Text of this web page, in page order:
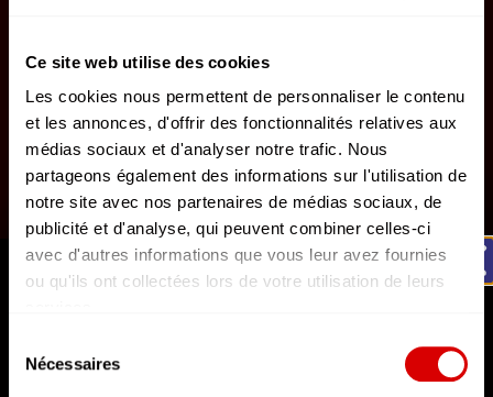
Ce site web utilise des cookies
Les cookies nous permettent de personnaliser le contenu
et les annonces, d'offrir des fonctionnalités relatives aux
médias sociaux et d'analyser notre trafic. Nous
partageons également des informations sur l'utilisation de
notre site avec nos partenaires de médias sociaux, de
publicité et d'analyse, qui peuvent combiner celles-ci
avec d'autres informations que vous leur avez fournies
ou qu'ils ont collectées lors de votre utilisation de leurs
depuis la page Mentions Légales.
Nécessaires
AFTERMOVIE
14 Pixels